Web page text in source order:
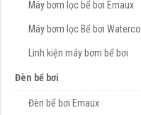
Máy bơm lọc bể bơi Emaux
Máy bơm lọc Bể bơi Waterco
Linh kiện máy bơm bể bơi
Đèn bể bơi
Đèn bể bơi Emaux